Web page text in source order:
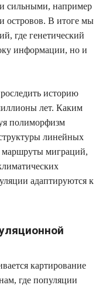
сильными, например
островов. В итоге мы
где генетический
информации, но и
историю
лет. Каким
полиморфизм
линейных
маршруты миграций,
адаптируются к
картирование
где популяции